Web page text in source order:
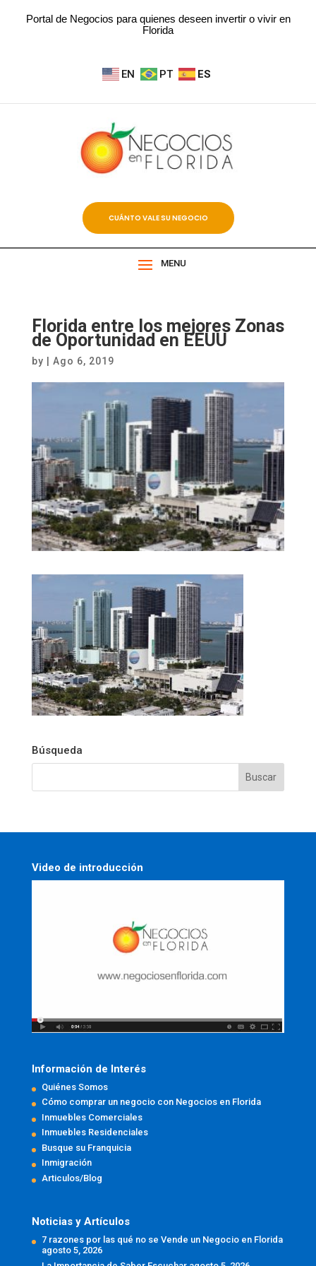
Portal de Negocios para quienes deseen invertir o vivir en
Florida
EN PT ES
CUÁNTO VALE SU NEGOCIO
MENU
Florida entre los mejores Zonas
de Oportunidad en EEUU
by Ago 6, 2019
Búsqueda
Video de introducción
Información de Interés
Quiénes Somos
Cómo comprar un negocio con Negocios en Florida
Inmuebles Comerciales
Inmuebles Residenciales
Busque su Franquicia
Inmigración
Articulos/Blog
Noticias y Artículos
7 razones por las qué no se Vende un Negocio en Florida
agosto 5, 2026